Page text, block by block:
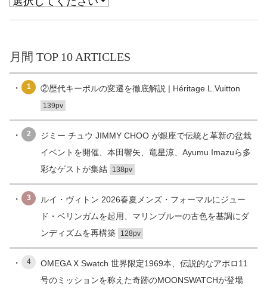
月間 TOP 10 ARTICLES
1 ②歴代キーポルの変遷を徹底解説 | Héritage L.Vuitton
139pv
2
ジミー チュウ JIMMY CHOO が銀座で伝統と革新の盆栽
イベントを開催、本田響矢、竜星涼、Ayumu Imazuら多
彩なゲストが集結
138pv
3
ルイ・ヴィトン 2026春夏メンズ・フォーマルにジュー
ド・ベリンガムを起用、マリンブルーの古色を基調にダ
ンディズムを再構築
128pv
4
OMEGA X Swatch 世界限定1969本、伝説的なアポロ11
号のミッションを称えた奇跡のMOONSWATCHが登場